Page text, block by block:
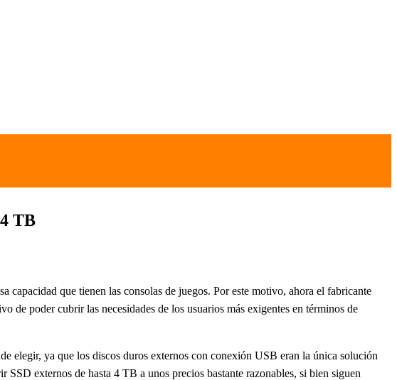
TB
capacidad que tienen las consolas de juegos. Por este motivo, ahora el fabricante
de poder cubrir las necesidades de los usuarios más exigentes en términos de
elegir, ya que los discos duros externos con conexión USB eran la única solución
externos de hasta 4 TB a unos precios bastante razonables, si bien siguen